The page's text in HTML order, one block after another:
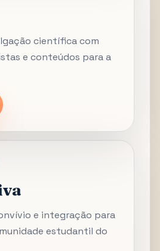
científica com
e conteúdos para a
e integração para
estudantil do